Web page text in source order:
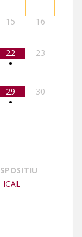
15 16
22
•
23
29
•
30
ICAL